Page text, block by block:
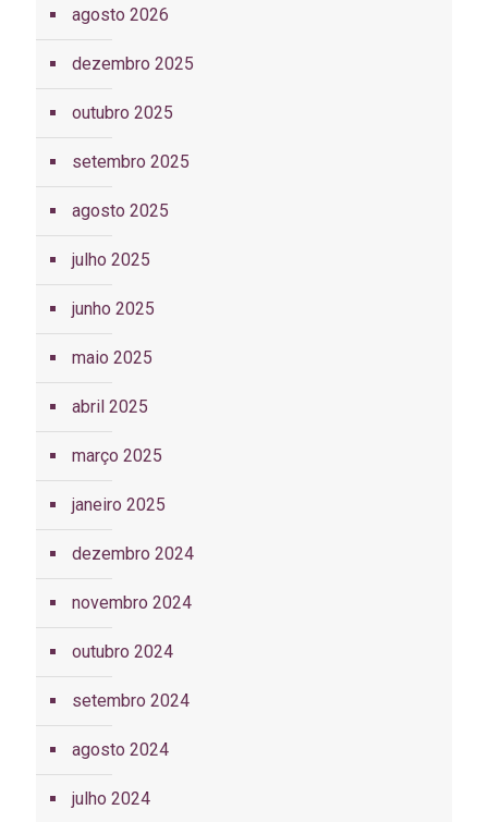
agosto 2026
dezembro 2025
outubro 2025
setembro 2025
agosto 2025
julho 2025
junho 2025
maio 2025
abril 2025
março 2025
janeiro 2025
dezembro 2024
novembro 2024
outubro 2024
setembro 2024
agosto 2024
julho 2024